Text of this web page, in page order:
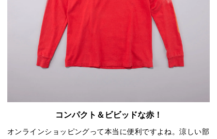
コンパクト＆ビビッドな赤！
オンラインショッピングって本当に便利ですよね。涼しい部